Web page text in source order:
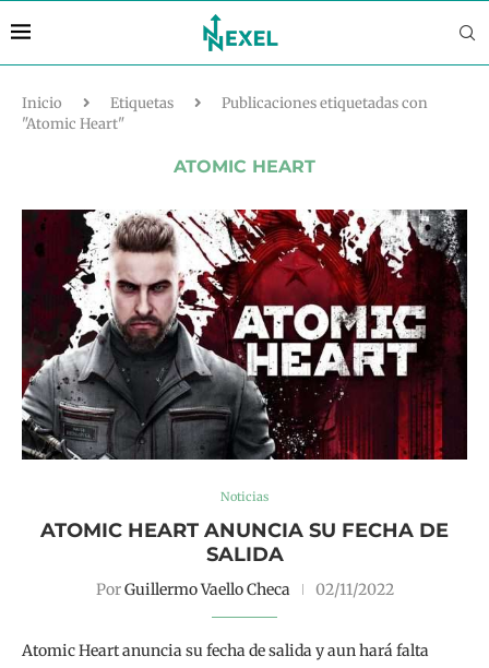
Inicio Etiquetas
Publicaciones etiquetadas con
"Atomic Heart"
ATOMIC HEART
Noticias
ATOMIC HEART ANUNCIA SU FECHA DE
SALIDA
PorGuillermo Vaello Checa 02/11/2022
Atomic Heart anuncia su fecha de salida y aun hará falta